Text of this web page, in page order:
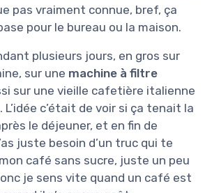
pas vraiment connue, bref, ça
pour le bureau ou la maison.
plusieurs jours, en gros sur
sur une machine à filtre
sur une vieille cafetière italienne
L’idée c’était de voir si ça tenait la
le déjeuner, et en fin de
juste besoin d’un truc qui te
café sans sucre, juste un peu
je sens vite quand un café est